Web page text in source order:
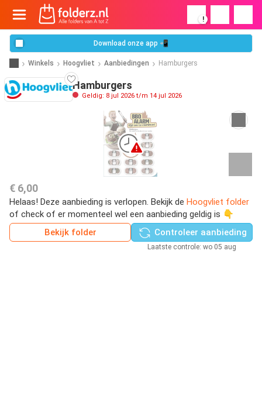
!
Download onze app 📲
Winkels Hoogvliet Aanbiedingen Hamburgers
Hamburgers
Geldig: 8 jul 2026 t/m 14 jul 2026
€ 6,00
Helaas! Deze aanbieding is verlopen. Bekijk de Hoogvliet folder
of check of er momenteel wel een aanbieding geldig is 👇
Bekijk folder
Controleer aanbieding
Laatste controle: wo 05 aug